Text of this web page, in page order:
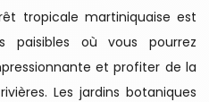
tropicale martiniquaise est
paisibles où vous pourrez
et profiter de la
Les jardins botaniques